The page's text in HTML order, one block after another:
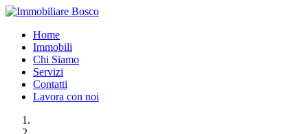
Home
Immobili
Chi Siamo
Servizi
Contatti
Lavora con noi